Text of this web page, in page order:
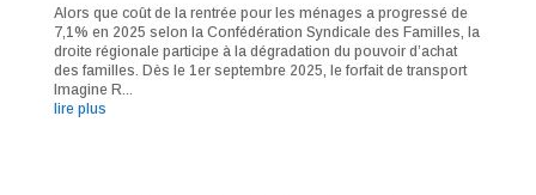
Alors que coût de la rentrée pour les ménages a progressé de
7,1% en 2025 selon la Confédération Syndicale des Familles, la
droite régionale participe à la dégradation du pouvoir d’achat
des familles. Dès le 1er septembre 2025, le forfait de transport
Imagine R...
lire plus